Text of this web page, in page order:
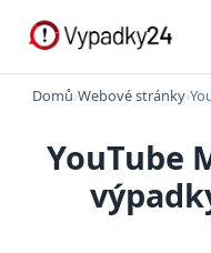
Domů›Webové stránky›
YouTube